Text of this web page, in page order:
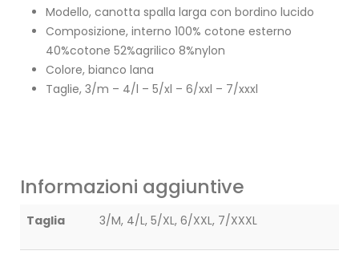
Modello, canotta spalla larga con bordino lucido
Composizione, interno 100% cotone esterno
40%cotone 52%agrilico 8%nylon
Colore, bianco lana
Taglie, 3/m – 4/l – 5/xl – 6/xxl – 7/xxxl
Informazioni aggiuntive
Taglia 3/M, 4/L, 5/XL, 6/XXL, 7/XXXL